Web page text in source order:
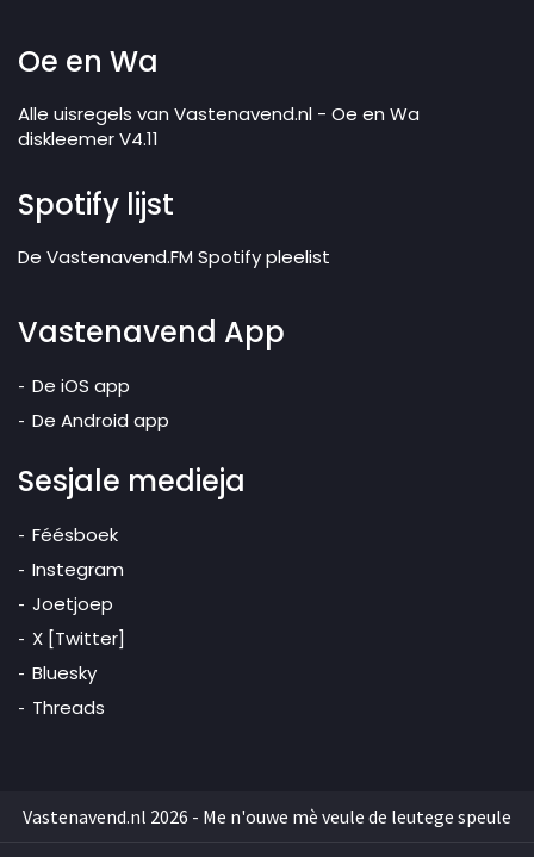
Oe en Wa
Alle uisregels van Vastenavend.nl - Oe en Wa
diskleemer V4.11
Spotify lijst
De Vastenavend.FM Spotify pleelist
Vastenavend App
De iOS app
De Android app
Sesjale medieja
Féésboek
Instegram
Joetjoep
X [Twitter]
Bluesky
Threads
Vastenavend.nl 2026 - Me n'ouwe mè veule de leutege speule